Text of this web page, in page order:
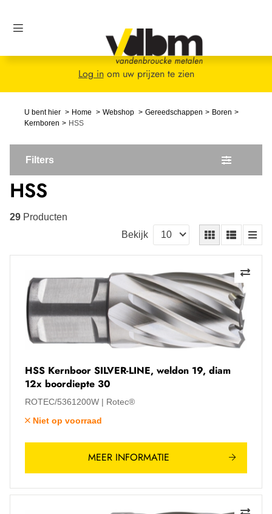
Log inom uw prijzen te zien
U bent hier Home Webshop Gereedschappen
Boren
Kernboren
HSS
Filters
HSS
29 Producten
Bekijk
HSS Kernboor SILVER-LINE, weldon 19, diam
12x boordiepte 30
ROTEC/5361200W
Rotec®
Niet op voorraad
MEER INFORMATIE